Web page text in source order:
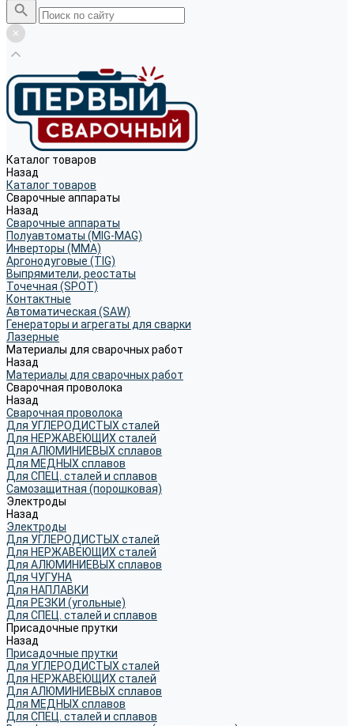
Каталог товаров
Назад
Каталог товаров
Сварочные аппараты
Назад
Сварочные аппараты
Полуавтоматы (MIG-MAG)
Инверторы (MMA)
Аргонодуговые (TIG)
Выпрямители, реостаты
Точечная (SPOT)
Контактные
Автоматическая (SAW)
Генераторы и агрегаты для сварки
Лазерные
Материалы для сварочных работ
Назад
Материалы для сварочных работ
Сварочная проволока
Назад
Сварочная проволока
Для УГЛЕРОДИСТЫХ сталей
Для НЕРЖАВЕЮЩИХ сталей
Для АЛЮМИНИЕВЫХ сплавов
Для МЕДНЫХ сплавов
Для СПЕЦ. сталей и сплавов
Самозащитная (порошковая)
Электроды
Назад
Электроды
Для УГЛЕРОДИСТЫХ сталей
Для НЕРЖАВЕЮЩИХ сталей
Для АЛЮМИНИЕВЫХ сплавов
Для ЧУГУНА
Для НАПЛАВКИ
Для РЕЗКИ (угольные)
Для СПЕЦ. сталей и сплавов
Присадочные прутки
Назад
Присадочные прутки
Для УГЛЕРОДИСТЫХ сталей
Для НЕРЖАВЕЮЩИХ сталей
Для АЛЮМИНИЕВЫХ сплавов
Для МЕДНЫХ сплавов
Для СПЕЦ. сталей и сплавов